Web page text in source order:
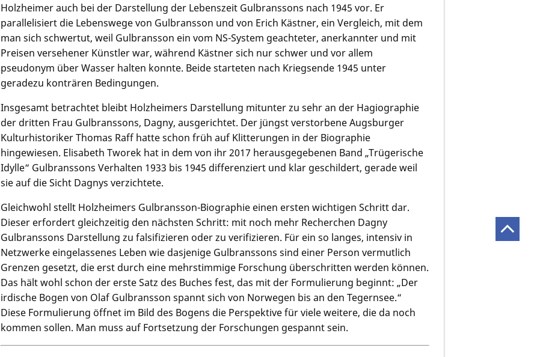
Holzheimer auch bei der Darstellung der Lebenszeit Gulbranssons nach 1945 vor. Er
parallelisiert die Lebenswege von Gulbransson und von Erich Kästner, ein Vergleich, mit dem
man sich schwertut, weil Gulbransson ein vom NS-System geachteter, anerkannter und mit
Preisen versehener Künstler war, während Kästner sich nur schwer und vor allem
pseudonym über Wasser halten konnte. Beide starteten nach Kriegsende 1945 unter
geradezu konträren Bedingungen.
Insgesamt betrachtet bleibt Holzheimers Darstellung mitunter zu sehr an der Hagiographie
der dritten Frau Gulbranssons, Dagny, ausgerichtet. Der jüngst verstorbene Augsburger
Kulturhistoriker Thomas Raff hatte schon früh auf Klitterungen in der Biographie
hingewiesen. Elisabeth Tworek hat in dem von ihr 2017 herausgegebenen Band „Trügerische
Idylle“ Gulbranssons Verhalten 1933 bis 1945 differenziert und klar geschildert, gerade weil
sie auf die Sicht Dagnys verzichtete.
Gleichwohl stellt Holzheimers Gulbransson-Biographie einen ersten wichtigen Schritt dar.
Dieser erfordert gleichzeitig den nächsten Schritt: mit noch mehr Recherchen Dagny
Gulbranssons Darstellung zu falsifizieren oder zu verifizieren. Für ein so langes, intensiv in
Netzwerke eingelassenes Leben wie dasjenige Gulbranssons sind einer Person vermutlich
Grenzen gesetzt, die erst durch eine mehrstimmige Forschung überschritten werden können.
Das hält wohl schon der erste Satz des Buches fest, das mit der Formulierung beginnt: „Der
irdische Bogen von Olaf Gulbransson spannt sich von Norwegen bis an den Tegernsee.“
Diese Formulierung öffnet im Bild des Bogens die Perspektive für viele weitere, die da noch
kommen sollen. Man muss auf Fortsetzung der Forschungen gespannt sein.